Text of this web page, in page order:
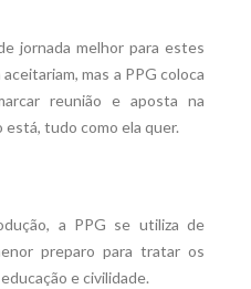
jornada melhor para estes
mas a PPG coloca
reunião e aposta na
tudo como ela quer.
a PPG se utiliza de
preparo para tratar os
e civilidade.